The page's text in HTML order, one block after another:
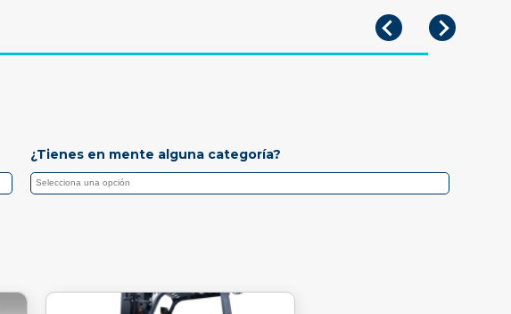
¿Tienes en mente alguna categoría?